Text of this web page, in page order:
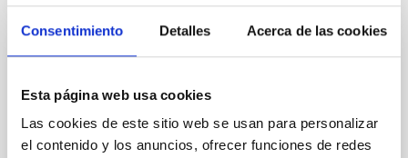
Consentimiento Detalles Acerca de las cookies
Esta página web usa cookies
Las cookies de este sitio web se usan para personalizar
el contenido y los anuncios, ofrecer funciones de redes
The Intrinsic Flattening of Galaxy Disks
Highly inclined (edge-on) disk galaxies offer the
unique perspective to constrain their intrinsic